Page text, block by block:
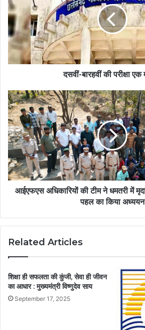
दसवीं-बारहवीं की परीक्षा एक
आईएफएस अधिकारियों की टीम ने धमतरी में
पहल का किया अध्ययन
Related Articles
शिक्षा ही सफलता की कुंजी, सेवा ही जीवन
का आधार : मुख्यमंत्री विष्णुदेव साय
September 17, 2025